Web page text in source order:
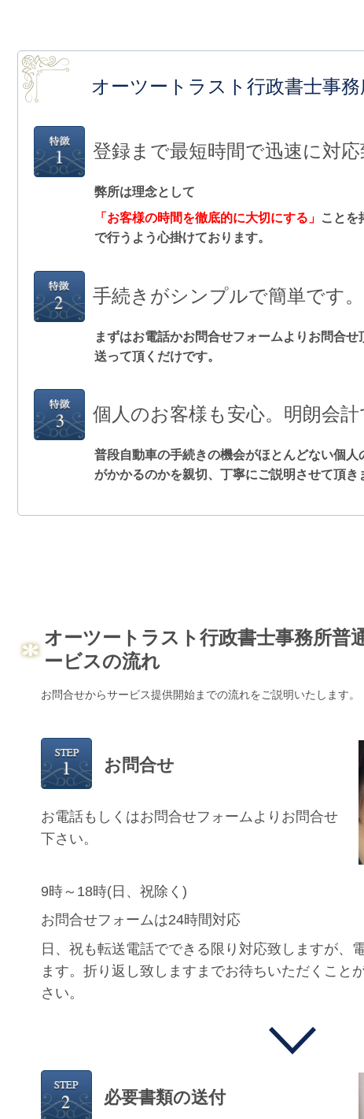
オーツートラスト行政書士事
登録まで最短時間で迅速に対応
弊所は理念として
「お客様の時間を徹底的に大切にする」 ことを
で行うよう心掛けております。
手続きがシンプルで簡単です。
まずはお電話かお問合せフォームよりお問合
送って頂くだけです。
個人のお客様も安心。明朗会計
普段自動車の手続きの機会がほとんどない個人
がかかるのかを親切、丁寧にご説明させて頂き
オーツートラスト行政書士事務所普
ービスの流れ
お問合せからサービス提供開始までの流れをご説明いたします。
お問合せ
お電話もしくはお問合せフォームよりお問合せ
下さい。
9時～18時(日、祝除く)
お問合せフォームは24時間対応
日、祝も転送電話でできる限り対応致しますが、
ます。折り返し致しますまでお待ちいただくこと
さい。
必要書類の送付